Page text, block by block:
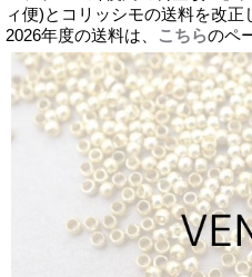
ィ便)とコリッシモの送料を改正
2026年度の送料は、
こちらのペ